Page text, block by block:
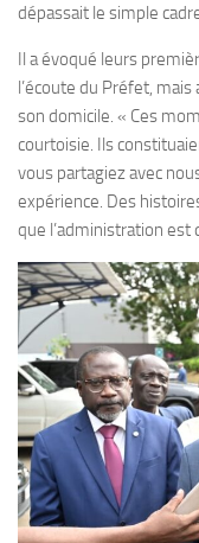
dépassait le simple
Il a évoqué leurs
l’écoute du Préfet,
son domicile. « Ces
courtoisie. Ils
vous partagiez avec
expérience. Des
que l’administration est